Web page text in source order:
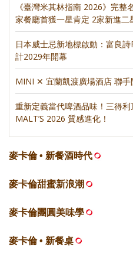
《臺灣米其林指南 2026》完
家餐廳首獲一星肯定 2家新進二
日本威士忌新地標啟動：富良
計2029年開幕
MINI ✕ 宜蘭凱渡廣場酒店 聯手
重新定義當代啤酒品味！三得
MALT’S 2026 質感進化！
麥卡倫 • 新餐酒時代
麥卡倫甜蜜新浪潮
麥卡倫團圓美味學
麥卡倫 • 新餐桌